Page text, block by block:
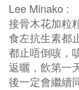
Lee Minako :
接骨木花加粒
食左抗生素都
都止唔倒咳，
返曬，飲第一
後一定會繼續